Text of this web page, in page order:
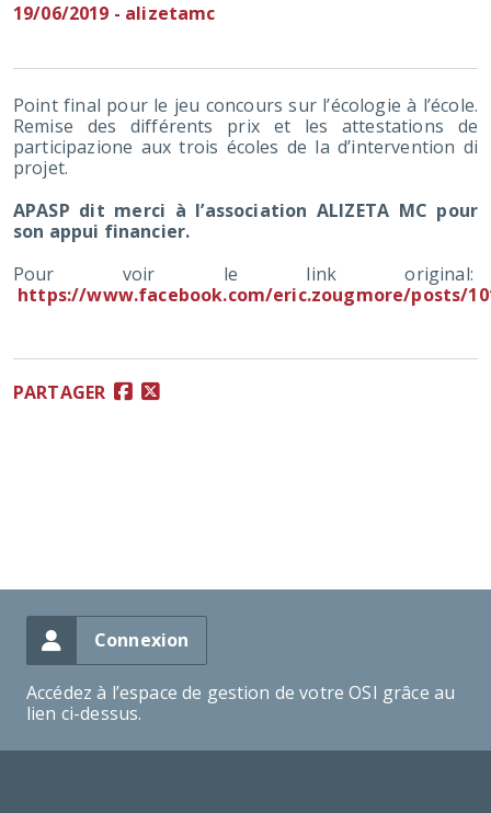
19/06/2019 - alizetamc
Point final pour le jeu concours sur l’écologie à l’école.
Remise des différents prix et les attestations de
participazione aux trois écoles de la d’intervention di
projet.
APASP dit merci à l’association ALIZETA MC pour
son appui financier.
Pour voir le link original:
https://www.facebook.com/eric.zougmore/posts/
PARTAGER
Connexion
Accédez à l’espace de gestion de votre OSI grâce au
lien ci-dessus.